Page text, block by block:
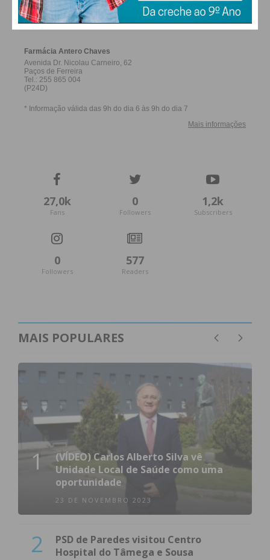
FERREIRA
27,0k
Fans
0
Followers
1,2k
Subscribers
0
Followers
577
Readers
MAIS POPULARES
1
(VÍDEO) Carlos Alberto Silva vê
Unidade Local de Saúde como uma
oportunidade
23 DE NOVEMBRO 2023
2
PSD de Paredes visitou Centro
Hospital do Tâmega e Sousa